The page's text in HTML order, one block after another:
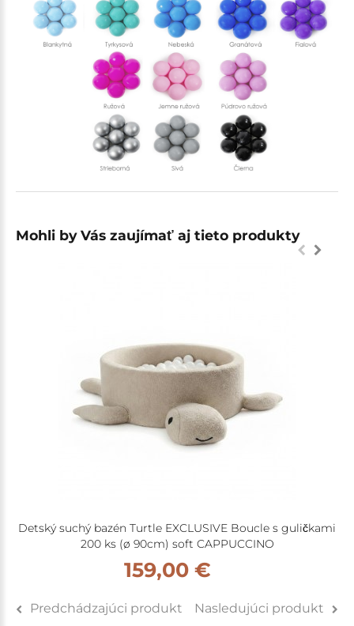
Mohli by Vás zaujímať aj tieto produkty
Detský suchý bazén Turtle EXCLUSIVE Boucle s guličkami
200 ks (ø 90cm) soft CAPPUCCINO
159,00 €
Predchádzajúci produkt Nasledujúci produkt